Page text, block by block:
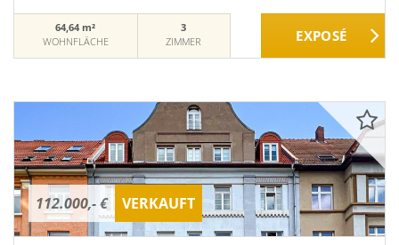
64,64 m²
WOHNFLÄCHE
3
ZIMMER
112.000,- € VERKAUFT